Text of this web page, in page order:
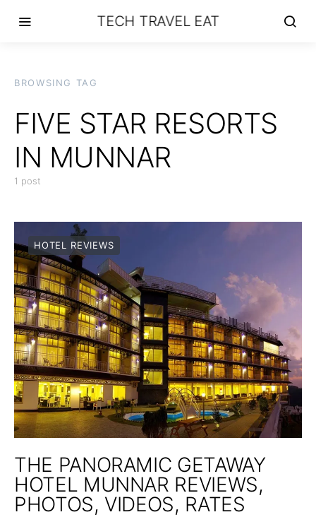
TECH TRAVEL EAT
BROWSING TAG
FIVE STAR RESORTS
IN MUNNAR
1 post
HOTEL REVIEWS
THE PANORAMIC GETAWAY
HOTEL MUNNAR REVIEWS,
PHOTOS, VIDEOS, RATES